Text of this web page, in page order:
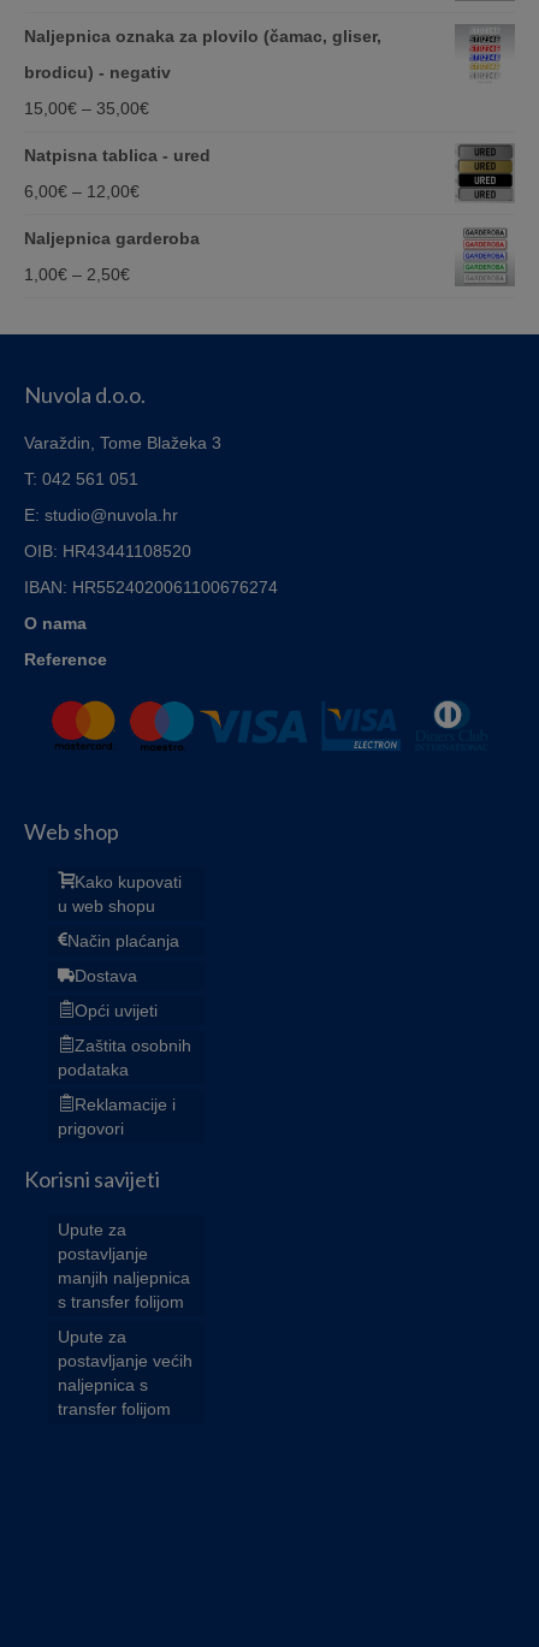
Naljepnica oznaka za plovilo (čamac, gliser,
brodicu) - negativ
15,00€ – 35,00€Price
Natpisna tablica - ured
6,00€ – 12,00€Price
12,00€
Naljepnica garderoba
1,00€ – 2,50€Price
Nuvola d.o.o.
Varaždin, Tome Blažeka 3
T: 042 561 051
E: studio@nuvola.hr
OIB: HR43441108520
IBAN: HR5524020061100676274
O nama
Reference
Web shop
Kako kupovati
u web shopu
Način plaćanja
Dostava
Opći uvijeti
Zaštita osobnih
podataka
Reklamacije i
prigovori
Korisni savijeti
Upute za
postavljanje
manjih naljepnica
s transfer folijom
Upute za
postavljanje većih
naljepnica s
transfer folijom